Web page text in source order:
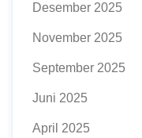
Desember 2025
November 2025
September 2025
Juni 2025
April 2025